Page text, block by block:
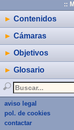
::
► Contenidos
► Cámaras
► Objetivos
► Glosario
aviso legal
pol. de cookies
contactar